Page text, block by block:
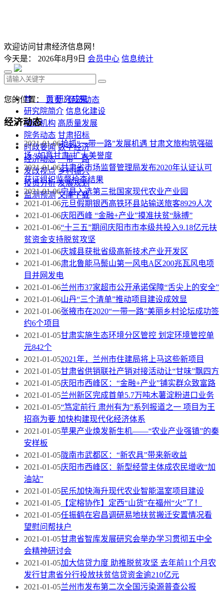
欢迎访问甘肃经济信息网！
今天是： 2026年8月9日 会员中心 信息统计
首 页 研究成果
研究院简介 信息化建设
组织机构 高质量发展
院务动态 甘肃招标
时政要闻 数字经济
经济动态 一带一路
发改视点 乡村振兴
投资分析 发展规划
监测预测 文库下载
您的位置： 首页/经济动态
经济动态
2021-01-06抢抓“一带一路”发展机遇 甘肃文旅构筑强磁
场 “如意甘肃”扩大美誉度
2021-01-06甘肃省市场监督管理局发布2020年认证认可
获证组织监督检查结果
2021-01-06宁县入选第三批国家现代农业产业园
2021-01-06元旦假期银西高铁环县站输送旅客8929人次
2021-01-06庆阳西峰 “金融+产业”摸准扶贫“脉搏”
2021-01-06“十三五”期间庆阳市市本级共投入9.18亿元扶
贫资金支持脱贫攻坚
2021-01-06庆城县获批省级高新技术产业开发区
2021-01-06肃北鲁能马鬃山第一风电A区200兆瓦风电项
目并网发电
2021-01-06兰州市37家超市公开承诺保障“舌尖上的安全”
2021-01-06山丹“三个清单”推动项目建设成效显
2021-01-06张掖市在2020“一带一路”美丽乡村论坛成功签
约6个项目
2021-01-05甘肃实施生态环境分区管控 划定环境管控单
元842个
2021-01-052021年，兰州市住建局将上马这些新项目
2021-01-05甘肃省供销联社产销对接活动让“甘味”飘四方
2021-01-05庆阳市西峰区：“金融+产业”铺实群众致富路
2021-01-05兰州新区完成首单5.7万吨木薯淀粉进口业务
2021-01-05“笃定前行 肃州有为”系列报道之一 项目为王
招商为要 加快构建现代化经济体系
2021-01-05苹果产业焕发新生机——“农业产业强镇”的秦
安样板
2021-01-05陇南市武都区：“新农具”带来新收益
2021-01-05庆阳市西峰区：新型经营主体成农民增收“加
油站”
2021-01-05民乐加快海升现代农业智能温室项目建设
2021-01-05 【定榕协作】定西“山货”在福州“火”了！
2021-01-05任振鹤在宕昌调研易地扶贫搬迁安置情况看
望慰问帮扶户
2021-01-05甘肃省智库发展研究会举办学习贯彻五中全
会精神研讨会
2021-01-05加大信贷力度 助推脱贫攻坚 去年前11个月农
发行甘肃省分行投放扶贫信贷资金逾210亿元
2021-01-05兰州市发布第二次全国污染源普查公报